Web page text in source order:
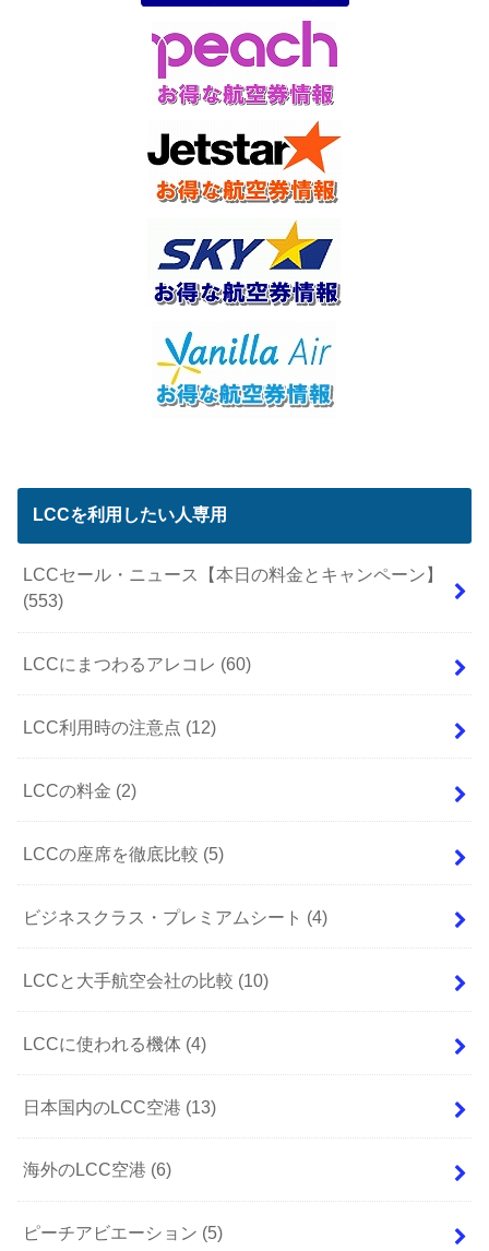
LCCを利用したい人専用
LCCセール・ニュース【本日の料金とキャンペーン】
(553)
LCCにまつわるアレコレ (60)
LCC利用時の注意点 (12)
LCCの料金 (2)
LCCの座席を徹底比較 (5)
ビジネスクラス・プレミアムシート (4)
LCCと大手航空会社の比較 (10)
LCCに使われる機体 (4)
日本国内のLCC空港 (13)
海外のLCC空港 (6)
ピーチアビエーション (5)